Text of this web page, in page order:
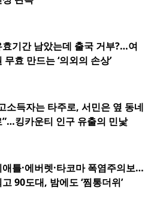
효기간 남았는데 출국 거부?…여
무효 만드는 ‘의외의 손상’
소득자는 타주로, 서민은 옆 동네
”…킹카운티 인구 유출의 민낯
틀·에버렛·타코마 폭염주의보…
고 90도대, 밤에도 ‘찜통더위’